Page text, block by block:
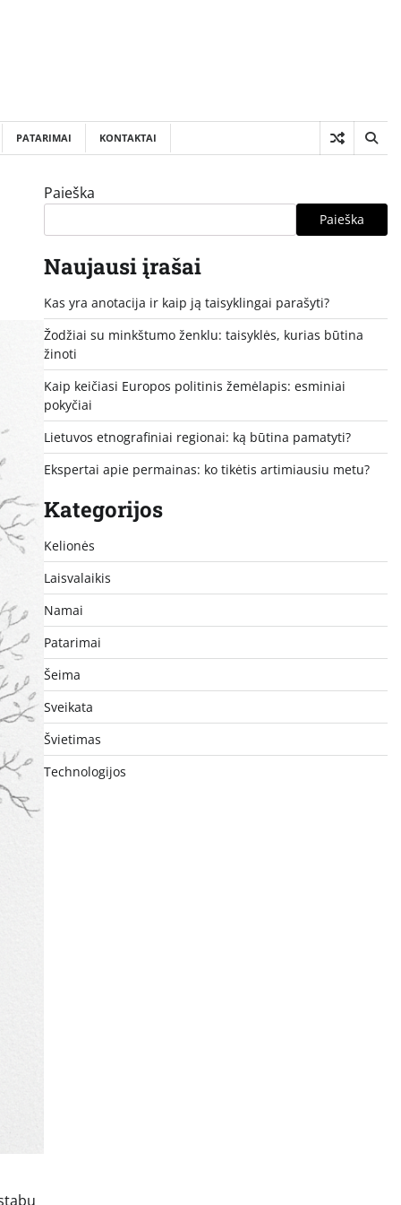
PATARIMAI KONTAKTAI
Paieška
Paieška
Naujausi įrašai
Kas yra anotacija ir kaip ją taisyklingai parašyti?
Žodžiai su minkštumo ženklu: taisyklės, kurias būtina
žinoti
Kaip keičiasi Europos politinis žemėlapis: esminiai
pokyčiai
Lietuvos etnografiniai regionai: ką būtina pamatyti?
Ekspertai apie permainas: ko tikėtis artimiausiu metu?
Kategorijos
Kelionės
Laisvalaikis
Namai
Patarimai
Šeima
Sveikata
Švietimas
Technologijos